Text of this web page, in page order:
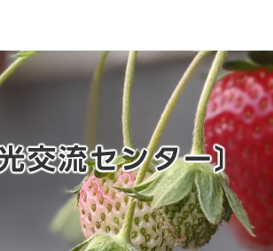
交流センター〕